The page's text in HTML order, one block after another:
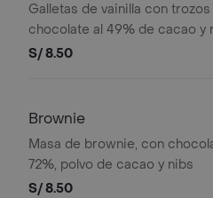
Galletas de vainilla con
chocolate al 49% de cacao y
de manjar.
S/ 8.50
Brownie
Masa de brownie, con
72%, polvo de cacao y nibs
S/ 8.50